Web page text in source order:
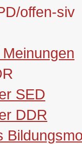
offen-siv
SED
DDR